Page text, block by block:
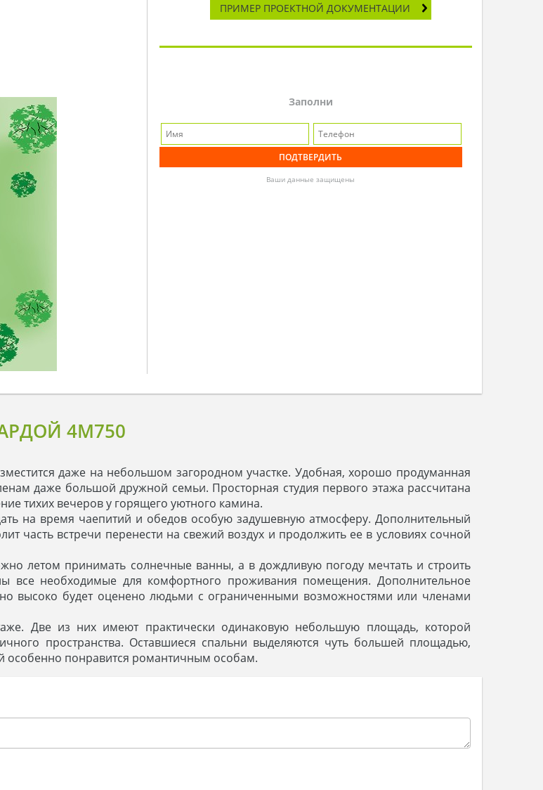
ПРИМЕР ПРОЕКТНОЙ ДОКУМЕНТАЦИИ
Заполни
Ваши данные защищены
4M750
даже на небольшом загородном участке. Удобная, хорошо продуманная
даже большой дружной семьи. Просторная студия первого этажа рассчитана
тихих вечеров у горящего уютного камина.
на время чаепитий и обедов особую задушевную атмосферу. Дополнительный
часть встречи перенести на свежий воздух и продолжить ее в условиях сочной
летом принимать солнечные ванны, а в дождливую погоду мечтать и строить
необходимые для комфортного проживания помещения. Дополнительное
высоко будет оценено людьми с ограниченными возможностями или членами
Две из них имеют практически одинаковую небольшую площадь, которой
пространства. Оставшиеся спальни выделяются чуть большей площадью,
особенно понравится романтичным особам.